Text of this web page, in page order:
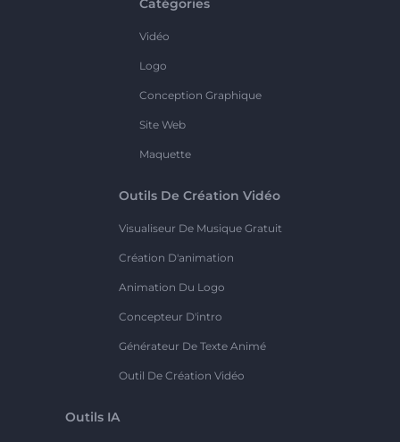
Catégories
Vidéo
Logo
Conception Graphique
Site Web
Maquette
Outils De Création Vidéo
Visualiseur De Musique Gratuit
Création D'animation
Animation Du Logo
Concepteur D'intro
Générateur De Texte Animé
Outil De Création Vidéo
Outils IA